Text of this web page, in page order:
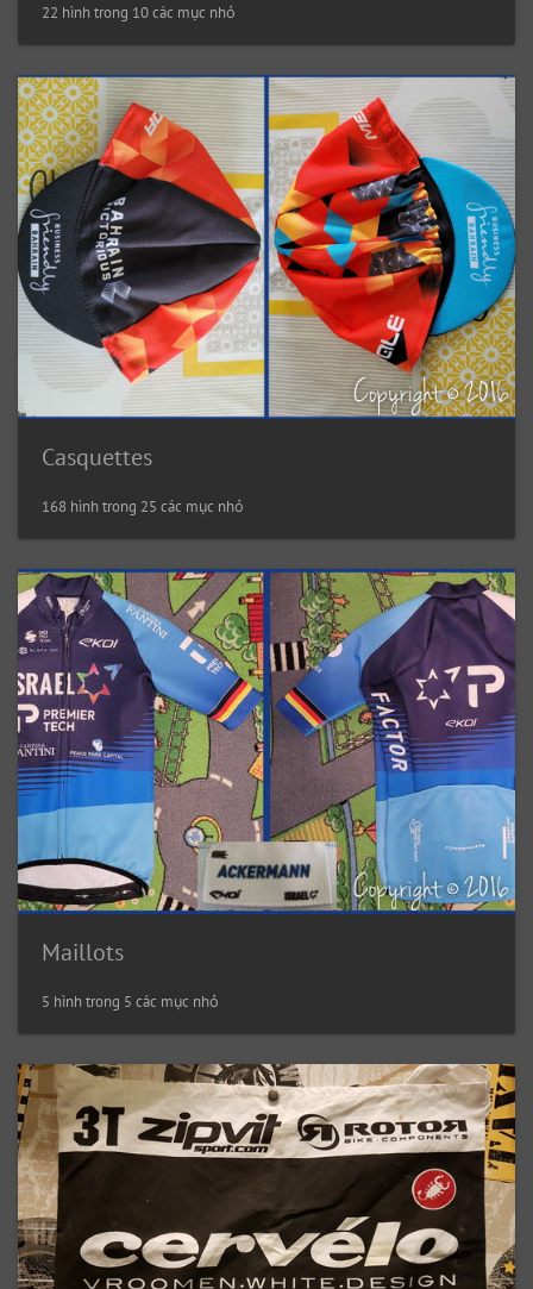
22 hình trong 10 các mục nhỏ
Casquettes
168 hình trong 25 các mục nhỏ
Maillots
5 hình trong 5 các mục nhỏ